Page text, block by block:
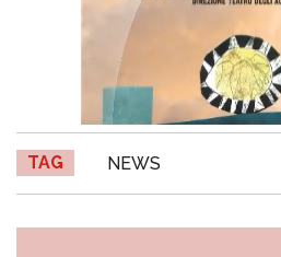
TAG NEWS